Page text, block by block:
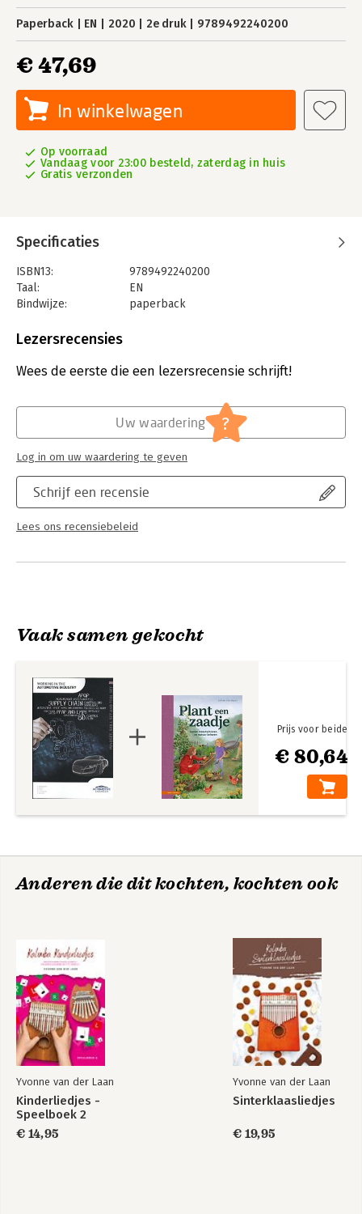
Paperback EN 2020 2e druk 9789492240200
€ 47,69
In winkelwagen
Op voorraad
Vandaag voor 23:00 besteld, zaterdag in huis
Gratis verzonden
Specificaties
ISBN13:
9789492240200
Taal:
EN
Bindwijze:
paperback
Uitgever:
Verschijningsdatum:
4-5-2020
Lezersrecensies
Wees de eerste die een lezersrecensie schrijft!
Schrijf een recensie
Lees ons recensiebeleid
Uw waardering ?
Log in om uw waardering te geven
Vaak samen gekocht
€ 80,64
Prijs voor beide
Anderen die dit kochten, kochten ook
Yvonne van der Laan
Kinderliedjes -
Speelboek 2
€ 14,95
Yvonne van der Laan
Sinterklaasliedjes
€ 19,95